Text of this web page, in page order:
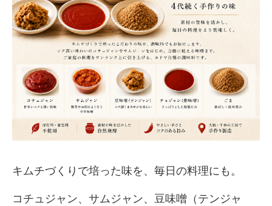
キムチづくりで培った味を、毎日の料理にも。
コチュジャン、サムジャン、豆味噌（テンジャ